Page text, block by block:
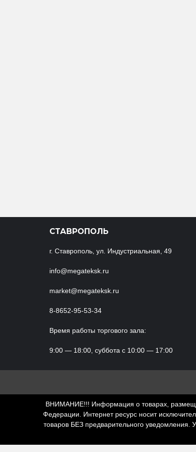
СТАВРОПОЛЬ
г. Ставрополь, ул. Индустриальная, 49
info@megateksk.ru
market@megateksk.ru
8-8652-95-53-34
Время работы торгового зала:
9:00 — 18:00, суббота с 10:00 — 17:00
ВНИМАНИЕ!!! Информация о товарах,
Федерации. Интернет ресурс носит
товаров БЕЗ предварительного